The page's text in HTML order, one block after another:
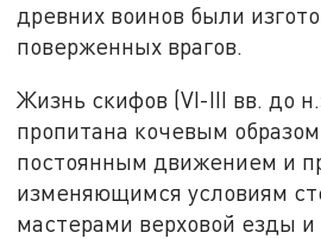
древних воинов были
поверженных врагов.
Жизнь скифов (VI-III вв. до
пропитана кочевым
постоянным движением и
изменяющимся условиям
мастерами верховой езды